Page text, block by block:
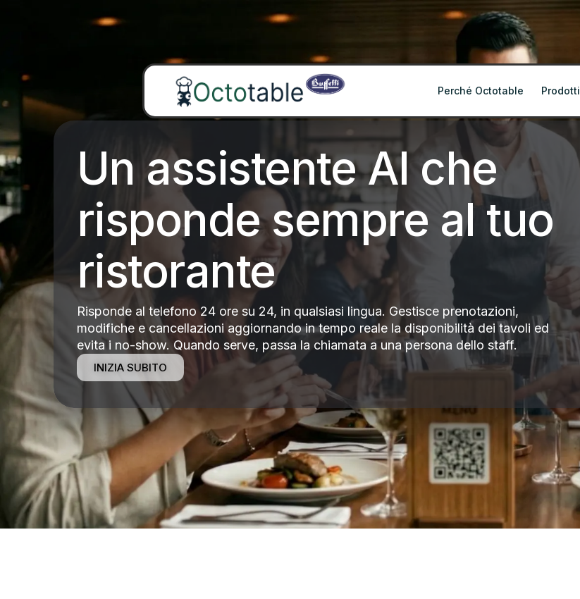
Perché Octotable Prodotti
Un assistente AI che
risponde sempre al tuo
ristorante
Risponde al telefono 24 ore su 24, in qualsiasi lingua. Gestisce prenotazioni,
modifiche e cancellazioni aggiornando in tempo reale la disponibilità dei tavoli ed
evita i no-show. Quando serve, passa la chiamata a una persona dello staff.
INIZIA SUBITO